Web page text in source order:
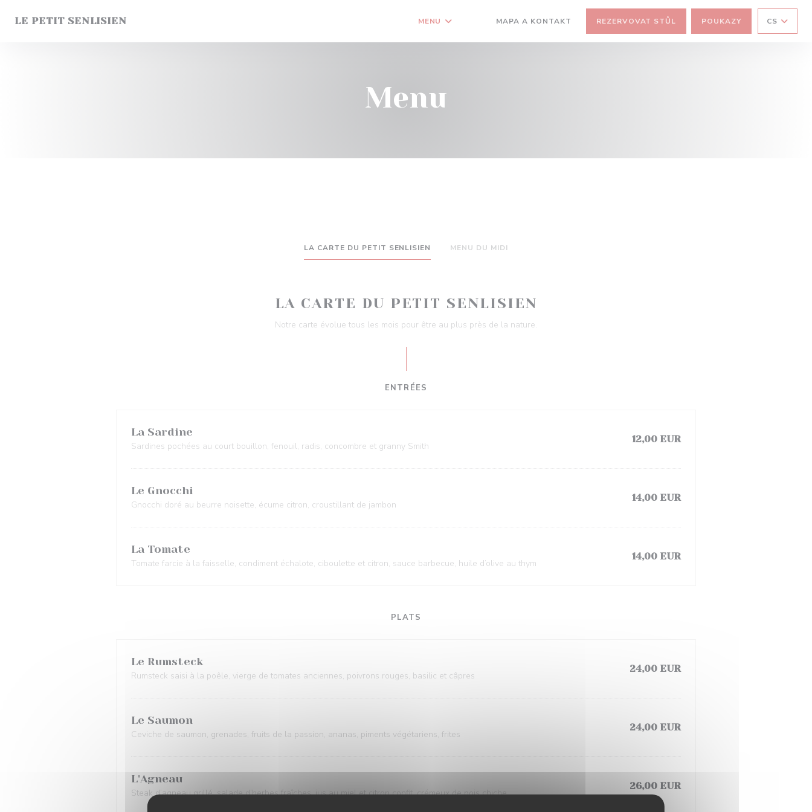
LE PETIT SENLISIEN MENU MAPA A KONTAKT REZERVOVAT STŮL POUKAZY CS
Menu
LA CARTE DU PETIT SENLISIEN MENU DU MIDI
LA CARTE DU PETIT SENLISIEN
Notre carte évolue tous les mois pour être au plus près de la nature.
ENTRÉES
La Sardine
Sardines pochées au court bouillon, fenouil, radis, concombre et granny Smith
12,00 EUR
Le Gnocchi
Gnocchi doré au beurre noisette, écume citron, croustillant de jambon
14,00 EUR
La Tomate
Tomate farcie à la faisselle, condiment échalote, ciboulette et citron, sauce barbecue, huile d’olive au thym
14,00 EUR
PLATS
Le Rumsteck
Rumsteck saisi à la poêle, vierge de tomates anciennes, poivrons rouges, basilic et câpres
24,00 EUR
Le Saumon
Ceviche de saumon, grenades, fruits de la passion, ananas, piments végétariens, frites
24,00 EUR
L'Agneau
Steak d’agneau grillé, salade d’herbes fraîches, jus au miel et citron confit, crémeux de pois chiche
26,00 EUR